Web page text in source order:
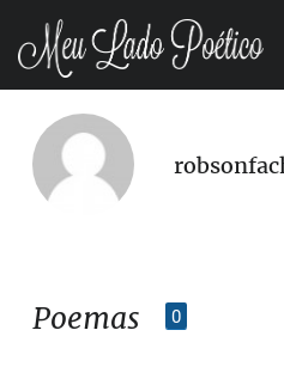
LOGIN
REGISTRO
Poemas 0